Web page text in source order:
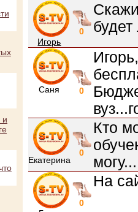
Игорь
0
Саня 0
Екатерина
0
Кто
могу...
0
На
и